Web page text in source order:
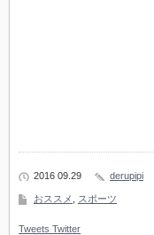
2016 09.29 derupipi
おススメ スポーツ
Tweets Twitter